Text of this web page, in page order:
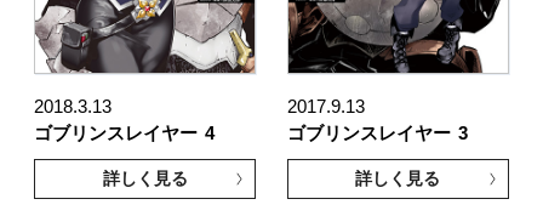
2018.3.13
ゴブリンスレイヤー 4
詳しく見る
2017.9.13
ゴブリンスレイヤー 3
詳しく見る